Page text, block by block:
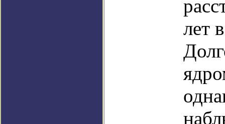
лет